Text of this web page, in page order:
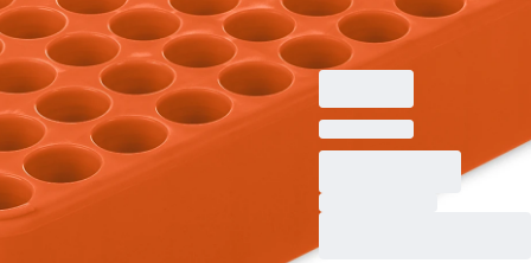
Rastermaß: 5 x 10,
orange, Material: PP